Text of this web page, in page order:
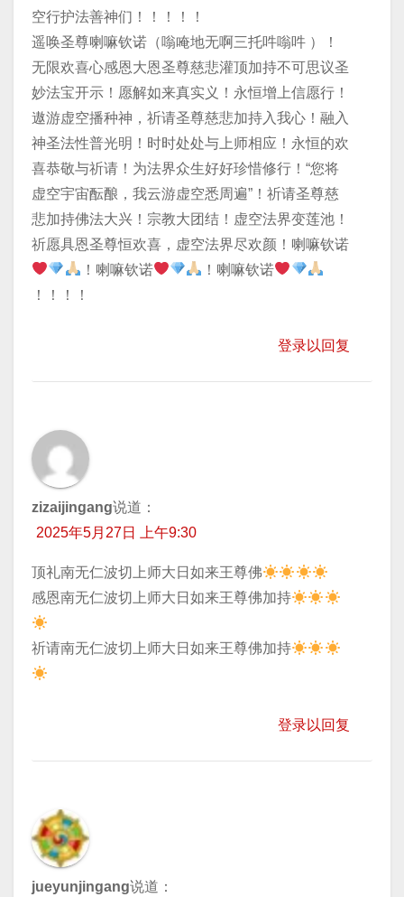
空行护法善神们！！！！！
遥唤圣尊喇嘛钦诺（嗡唵地无啊三托吽嗡吽 ）！
无限欢喜心感恩大恩圣尊慈悲灌顶加持不可思议圣
妙法宝开示！愿解如来真实义！永恒增上信愿行！
遨游虚空播种神，祈请圣尊慈悲加持入我心！融入
神圣法性普光明！时时处处与上师相应！永恒的欢
喜恭敬与祈请！为法界众生好好珍惜修行！“您将
虚空宇宙酝酿，我云游虚空悉周遍”！祈请圣尊慈
悲加持佛法大兴！宗教大团结！虚空法界变莲池！
祈愿具恩圣尊恒欢喜，虚空法界尽欢颜！喇嘛钦诺
！喇嘛钦诺
！喇嘛钦诺
！！！！
登录以回复
zizaijingang说道：
2025年5月27日 上午9:30
顶礼南无仁波切上师大日如来王尊佛
​感恩南无仁波切上师大日如来王尊佛加持
​祈请南无仁波切上师大日如来王尊佛加持
登录以回复
jueyunjingang说道：